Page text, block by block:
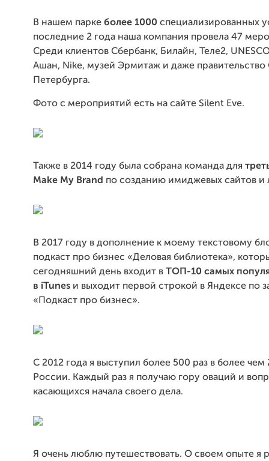
В нашем парке более 1000 специализированных
последние 2 года наша компания провела 47
Среди клиентов Сбербанк, Билайн, Теле2,
Ашан, Nike, музей Эрмитаж и даже правительство
Петербурга.
Фото с мероприятий есть на сайте Silent Eve.
Также в 2014 году была собрана команда для
Make My Brand по созданию имиджевых сайтов и
В 2017 году в дополнение к моему текстовому
подкаст про бизнес «Деловая библиотека»,
сегодняшний день входит в ТОП-10 самых
в iTunes и выходит первой строкой в Яндексе по
«Подкаст про бизнес».
С 2012 года я выступил более 500 раз в более чем
России. Каждый раз я получаю гору оваций и
касающихся начала своего дела.
Я очень люблю путешествовать. О своем опыте я